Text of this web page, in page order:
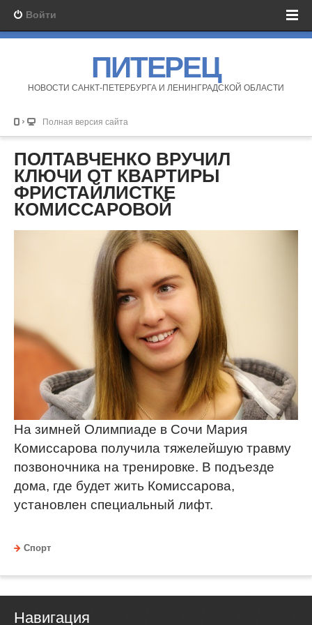
Войти
ПИТЕРЕЦ
НОВОСТИ САНКТ-ПЕТЕРБУРГА И ЛЕНИНГРАДСКОЙ ОБЛАСТИ
Полная версия сайта
ПОЛТАВЧЕНКО ВРУЧИЛ
КЛЮЧИ ОТ КВАРТИРЫ
ФРИСТАЙЛИСТКЕ
КОМИССАРОВОЙ
На зимней Олимпиаде в Сочи Мария
Комиссарова получила тяжелейшую травму
позвоночника на тренировке. В подъезде
дома, где будет жить Комиссарова,
установлен специальный лифт.
Спорт
Навигация